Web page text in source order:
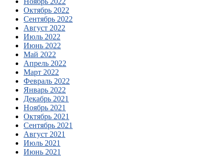
Октябрь 2022
Сентябрь 2022
Август 2022
Июль 2022
Июнь 2022
Май 2022
Апрель 2022
Март 2022
Февраль 2022
Январь 2022
Декабрь 2021
Ноябрь 2021
Октябрь 2021
Сентябрь 2021
Август 2021
Июль 2021
Июнь 2021